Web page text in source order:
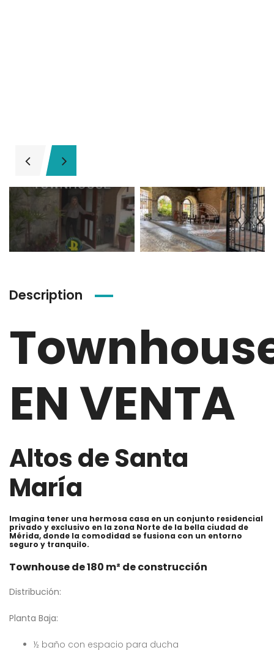
Description
EN VENTA
Altos de Santa
María
Imagina tener una hermosa casa en un conjunto residencial
privado y exclusivo en la zona Norte de la bella ciudad de
Mérida, donde la comodidad se fusiona con un entorno
seguro y tranquilo.
Townhouse de 180 m² de construcción
Distribución:
Planta Baja:
½ baño con espacio para ducha